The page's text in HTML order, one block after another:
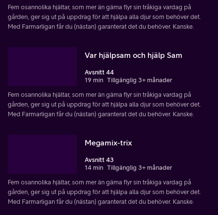
Fem osannolika hjältar, som mer än gärna flyr sin tråkiga vardag på
gården, ger sig ut på uppdrag för att hjälpa alla djur som behöver det.
Med Farmarligan får du (nästan) garanterat det du behöver. Kanske.
Var hjälpsam och hjälp Sam
Avsnitt 44
19 min Tillgänglig 3+ månader
Fem osannolika hjältar, som mer än gärna flyr sin tråkiga vardag på
gården, ger sig ut på uppdrag för att hjälpa alla djur som behöver det.
Med Farmarligan får du (nästan) garanterat det du behöver. Kanske.
Megamix-trix
Avsnitt 43
14 min Tillgänglig 3+ månader
Fem osannolika hjältar, som mer än gärna flyr sin tråkiga vardag på
gården, ger sig ut på uppdrag för att hjälpa alla djur som behöver det.
Med Farmarligan får du (nästan) garanterat det du behöver. Kanske.